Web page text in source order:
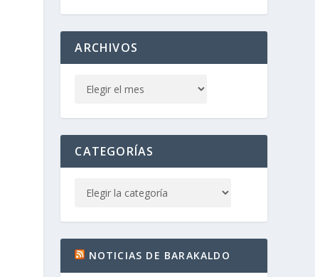
ARCHIVOS
CATEGORÍAS
NOTICIAS DE BARAKALDO